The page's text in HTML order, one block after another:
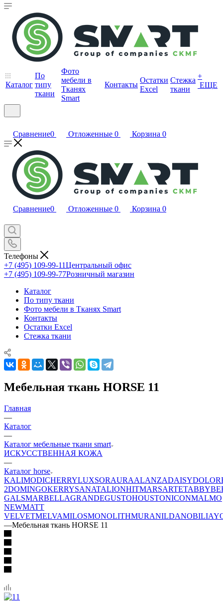
Каталог
По
типу
ткани
Фото
мебели в
Тканях
Smart
Контакты
Остатки
Excel
Стежка
ткани
+
ЕЩЕ
Сравнение0 Отложенные 0 Корзина 0
Сравнение0 Отложенные 0 Корзина 0
Телефоны
+7 (495) 109-99-11Центральный офис
+7 (495) 109-99-77Розничный магазин
Каталог
По типу ткани
Фото мебели в Тканях Smart
Контакты
Остатки Excel
Стежка ткани
Мебельная ткань HORSE 11
Главная
—
Каталог
—
Каталог мебельные ткани smart
ИСКУССТВЕННАЯ КОЖА
—
Каталог horse
KALIMODICHERRYLUXSORAURAALANZADAISY
2DOMINGOKERRYSANATALIONHITMARSARTETABBY
GALSMARBELLAGRANDEGUSTOHOUSTONICONMALMO
NEWMATT
VELVETMELVAMILOSMONOLITHMURANILDANOBILIA
—Мебельная ткань HORSE 11